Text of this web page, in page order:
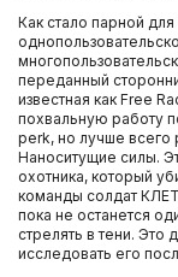
Как стало парной
переданный
известная как Free
похвальную работу
perk, но лучше всего
Наноситущие силы.
охотника, который
команды солдат
пока не останется
стрелять в тени. Это
исследовать его